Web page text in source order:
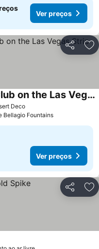
Ver preços
Partilhar
Deco
Hilton Grand Vacations Club on the Las Vegas Strip
Bellagio Fountains
Ver preços
Partilhar